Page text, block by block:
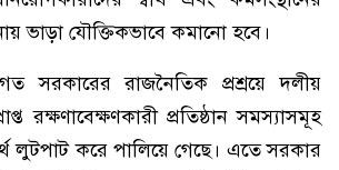
ভাড়া যৌক্তিকভাবে কমানো হবে।
সরকারের রাজনৈতিক প্রশ্রয়ে দলীয়
রক্ষণাবেক্ষণকারী প্রতিষ্ঠান সমস্যাসমূহ
লুটপাট করে পালিয়ে গেছে। এতে সরকার